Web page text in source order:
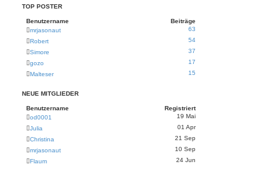
TOP POSTER
Benutzername
Beiträge
mrjasonaut
63
Robert
54
Simore
37
gozo
17
Malteser
15
NEUE MITGLIEDER
Benutzername
Registriert
od0001
19 Mai
Julia
01 Apr
Christina
21 Sep
mrjasonaut
10 Sep
Flaum
24 Jun